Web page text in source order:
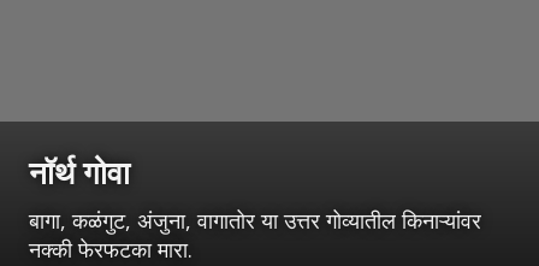
नॉर्थ गोवा
बागा, कळंगुट, अंजुना, वागातोर या उत्तर गोव्यातील किनाऱ्यांवर
नक्की फेरफटका मारा.